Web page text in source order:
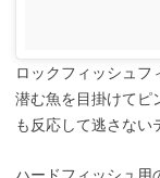
ロックフィッシュフ
潜む魚を目掛けてピ
も反応して逃さない